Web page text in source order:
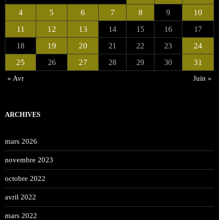
4
5 6 7 8 9
10
11
12 13 14 15 16
17
18
19 20 21 22 23
24
25
26 27 28 29 30 31
« Avr Juin »
ARCHIVES
mars 2026
novembre 2023
octobre 2022
avril 2022
mars 2022